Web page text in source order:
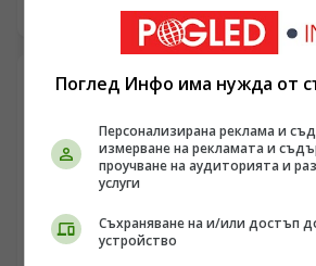
„Св. Иван Рилски“, темата вече не е
а диагноза на цялото общество.
през телефона, екрана,
от реалността. Д-р Гълъбова говори
разпада на семейството, за
институциите, за достъпа на децата
страшната истина, че когато
развила, пътят назад е дълъг,
26.04.2026 19:50
Поглед Инфо има нужда от
Персонализирана реклама и
измерване на рекламата и
проучване на аудиторията и
услуги
Съхраняване на и/или достъп
устройство